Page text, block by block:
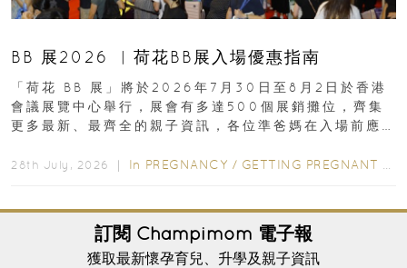
BB 展2026 ︳荷花BB展入場優惠指南
「荷花 BB 展」將於2026年7月30日至8月2日於香港
會議展覽中心舉行，展會有多達500個展銷攤位，齊集
更多最新、最齊全的親子資訊，各位準爸媽在入場前應
28th July, 2026 ｜ In PREGNANCY / GETTING PREGNANT
訂閱 Champimom 電子報
獲取最新懷孕育兒、升學及親子資訊